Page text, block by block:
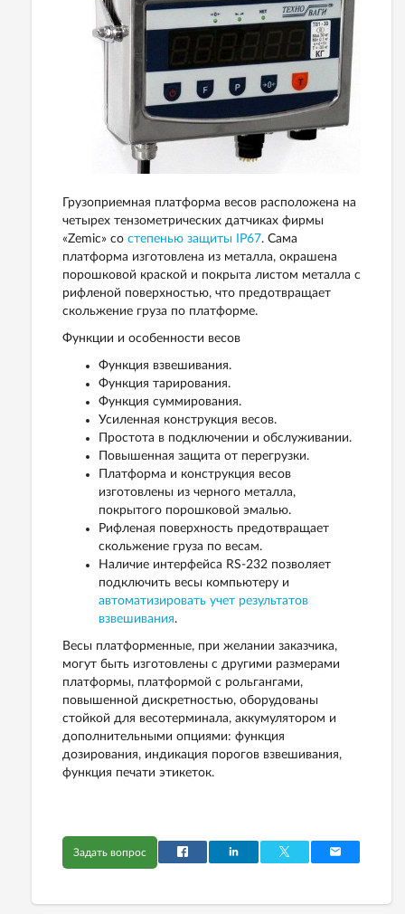
Грузоприемная платформа весов расположена на
четырех тензометрических датчиках фирмы
«Zemic» со степенью защиты IP67. Сама
платформа изготовлена из металла, окрашена
порошковой краской и покрыта листом металла с
рифленой поверхностью, что предотвращает
скольжение груза по платформе.
Функции и особенности весов
Функция взвешивания.
Функция тарирования.
Функция суммирования.
Усиленная конструкция весов.
Простота в подключении и обслуживании.
Повышенная защита от перегрузки.
Платформа и конструкция весов
изготовлены из черного металла,
покрытого порошковой эмалью.
Рифленая поверхность предотвращает
скольжение груза по весам.
Наличие интерфейса RS-232 позволяет
подключить весы компьютеру и
автоматизировать учет результатов
взвешивания.
Весы платформенные, при желании заказчика,
могут быть изготовлены с другими размерами
платформы, платформой с рольгангами,
повышенной дискретностью, оборудованы
стойкой для весотерминала, аккумулятором и
дополнительными опциями: функция
дозирования, индикация порогов взвешивания,
функция печати этикеток.
Задать вопрос